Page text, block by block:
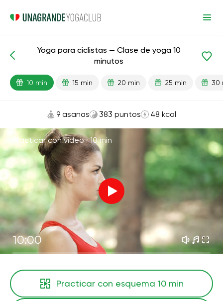
Lecciones preparadas Deporte
Yoga para ciclistas — Clase de yoga 10
minutos
10 min 15 min 20 min 25 min 30
9 asanas 383 puntos 48 kcal
Practicar con video ·10 min
10:00
Practicar con esquema 10 min